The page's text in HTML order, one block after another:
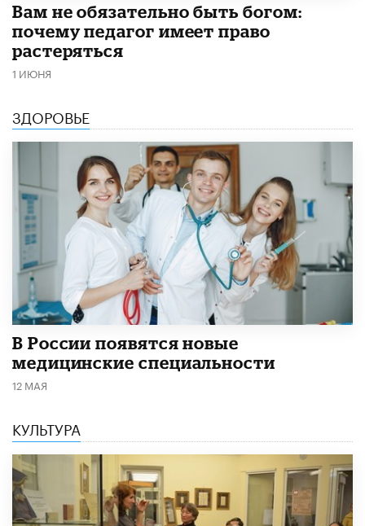
​Вам не обязательно быть богом:
почему педагог имеет право
растеряться
1 ИЮНЯ
ЗДОРОВЬЕ
В России появятся новые
медицинские специальности
12 МАЯ
КУЛЬТУРА